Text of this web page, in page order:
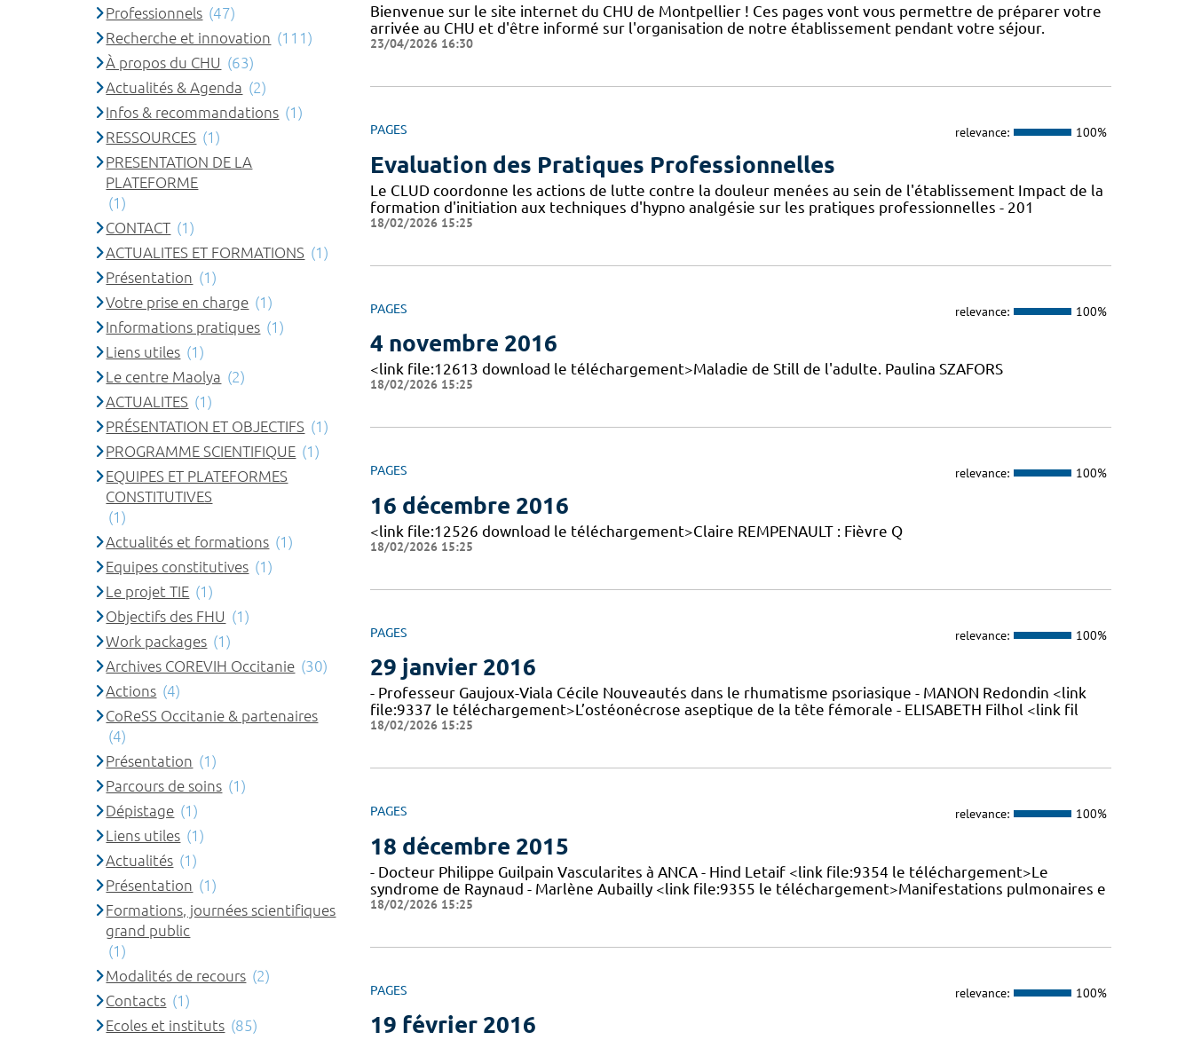
Bienvenue sur le site internet du CHU de Montpellier ! Ces pages vont vous permettre de préparer votre
arrivée au CHU et d'être informé sur l'organisation de notre établissement pendant votre séjour.
23/04/2026 16:30
PAGES relevance: 100%
Evaluation des Pratiques Professionnelles
Le CLUD coordonne les actions de lutte contre la douleur menées au sein de l'établissement Impact de la
formation d'initiation aux techniques d'hypno analgésie sur les pratiques professionnelles - 201
18/02/2026 15:25
PAGES relevance: 100%
4 novembre 2016
<link file:12613 download le téléchargement>Maladie de Still de l'adulte. Paulina SZAFORS
18/02/2026 15:25
PAGES relevance: 100%
16 décembre 2016
<link file:12526 download le téléchargement>Claire REMPENAULT : Fièvre Q
18/02/2026 15:25
PAGES relevance: 100%
29 janvier 2016
- Professeur Gaujoux-Viala Cécile Nouveautés dans le rhumatisme psoriasique - MANON Redondin <link
file:9337 le téléchargement>L’ostéonécrose aseptique de la tête fémorale - ELISABETH Filhol <link fil
18/02/2026 15:25
PAGES relevance: 100%
18 décembre 2015
- Docteur Philippe Guilpain Vascularites à ANCA - Hind Letaif <link file:9354 le téléchargement>Le
syndrome de Raynaud - Marlène Aubailly <link file:9355 le téléchargement>Manifestations pulmonaires e
18/02/2026 15:25
PAGES relevance: 100%
19 février 2016
Professionnels (47)
Recherche et innovation (111)
À propos du CHU (63)
Actualités & Agenda (2)
Infos & recommandations (1)
RESSOURCES (1)
PRESENTATION DE LA
PLATEFORME
(1)
CONTACT (1)
ACTUALITES ET FORMATIONS (1)
Présentation (1)
Votre prise en charge (1)
Informations pratiques (1)
Liens utiles (1)
Le centre Maolya (2)
ACTUALITES (1)
PRÉSENTATION ET OBJECTIFS (1)
PROGRAMME SCIENTIFIQUE (1)
EQUIPES ET PLATEFORMES
CONSTITUTIVES
(1)
Actualités et formations (1)
Equipes constitutives (1)
Le projet TIE (1)
Objectifs des FHU (1)
Work packages (1)
Archives COREVIH Occitanie (30)
Actions (4)
CoReSS Occitanie & partenaires
(4)
Présentation (1)
Parcours de soins (1)
Dépistage (1)
Liens utiles (1)
Actualités (1)
Présentation (1)
Formations, journées scientifiques
grand public
(1)
Modalités de recours (2)
Contacts (1)
Ecoles et instituts (85)